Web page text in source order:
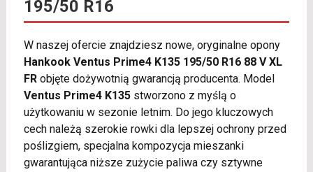
195/50 R16
W naszej ofercie znajdziesz nowe, oryginalne opony
Hankook Ventus Prime4 K135 195/50 R16 88 V XL
FRobjęte dożywotnią gwarancją producenta. Model
Ventus Prime4 K135stworzono z myślą o
użytkowaniu w sezonie letnim. Do jego kluczowych
cech należą szerokie rowki dla lepszej ochrony przed
poślizgiem, specjalna kompozycja mieszanki
gwarantująca niższe zużycie paliwa czy sztywne